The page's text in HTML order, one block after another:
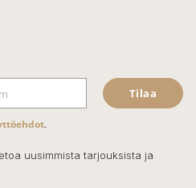
Tilaa
.
uusimmista tarjouksista ja